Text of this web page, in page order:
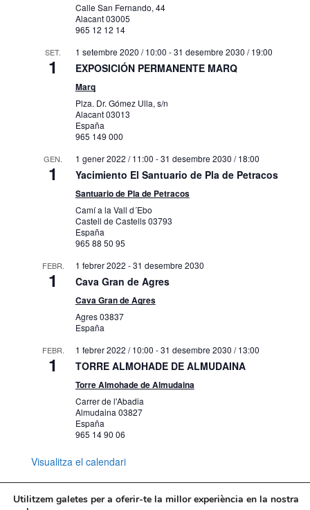
Calle San Fernando, 44
Alacant03005
965 12 12 14
SET.
1
1 setembre 2020 / 10:00 -31 desembre 2030 / 19:00
EXPOSICIÓN PERMANENTE MARQ
Marq
Plza. Dr. Gómez Ulla, s/n
Alacant03013
España
965 149 000
GEN.
1
1 gener 2022 / 11:00 -31 desembre 2030 / 18:00
Yacimiento El Santuario de Pla de Petracos
Santuario de Pla de Petracos
Camí a la Vall d´Ebo
Castell de Castells03793
España
965 88 50 95
FEBR.
1
1 febrer 2022 -31 desembre 2030
Cava Gran de Agres
Cava Gran de Agres
Agres03837
España
FEBR.
1
1 febrer 2022 / 10:00 -31 desembre 2030 / 13:00
TORRE ALMOHADE DE ALMUDAINA
Torre Almohade de Almudaina
Carrer de l'Abadia
Almudaina 03827
España
965 14 90 06
Visualitza el calendari
Utilitzem galetes per a oferir-te la millor experiència en la nostra